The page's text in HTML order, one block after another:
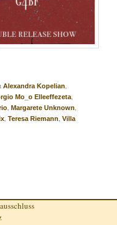
Alexandra Kopelian,
Mo_o Elleeffezeta,
,Margarete Unknown,
,Teresa Riemann,Villa